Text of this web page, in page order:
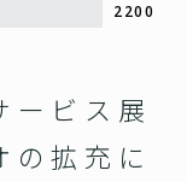
2200
ービス展
の拡充に